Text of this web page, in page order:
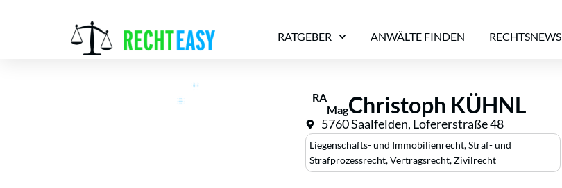
RATGEBER ANWÄLTE FINDEN RECHTSNEWS
RA
MagChristoph KÜHNL
5760 Saalfelden, Lofererstraße 48
Liegenschafts- und Immobilienrecht,Straf- und
Strafprozessrecht,Vertragsrecht,Zivilrecht